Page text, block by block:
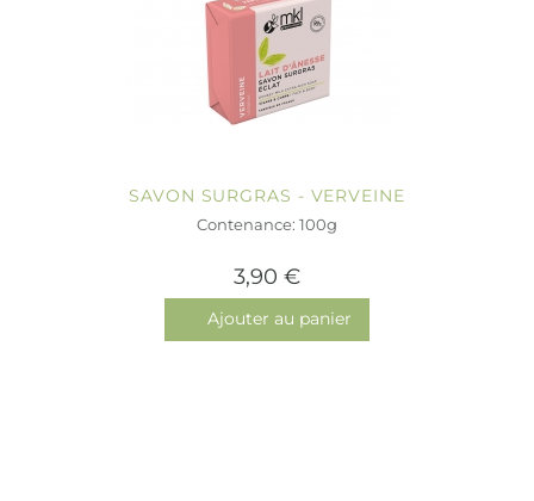
SAVON SURGRAS - VERVEINE
Contenance: 100g
3,90 €
Ajouter au panier